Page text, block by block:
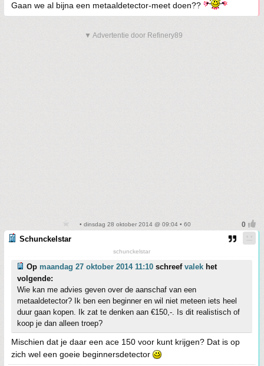
Gaan we al bijna een metaaldetector-meet doen??
▼ Advertentie door Refinery89
• dinsdag 28 oktober 2014 @ 09:04 • 60
Schunckelstar
schunckelstar
Op maandag 27 oktober 2014 11:10 schreef valek het
volgende:
Wie kan me advies geven over de aanschaf van een
metaaldetector? Ik ben een beginner en wil niet meteen iets heel
duur gaan kopen. Ik zat te denken aan €150,-. Is dit realistisch of
koop je dan alleen troep?
Mischien dat je daar een ace 150 voor kunt krijgen? Dat is op
zich wel een goeie beginnersdetector